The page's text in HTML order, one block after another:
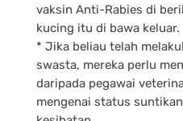
vaksin Anti-Rabies di
kucing itu di bawa keluar.
* Jika beliau telah
swasta, mereka perlu
daripada pegawai
mengenai status